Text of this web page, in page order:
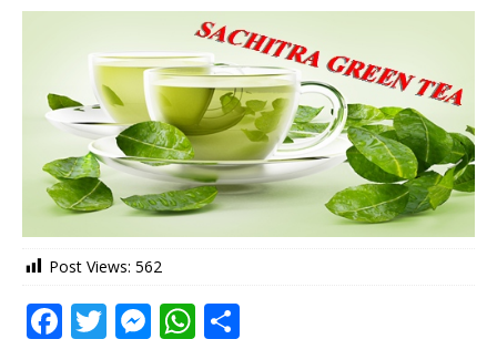
Post Views: 562
F T M W